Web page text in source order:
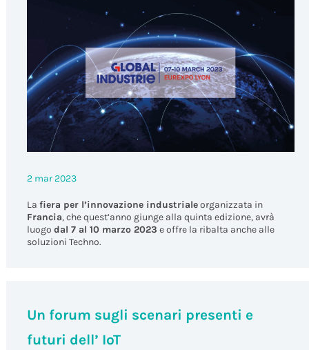
2 mar 2023
La fiera per l’innovazione industrialeorganizzata in
Francia, che quest’anno giunge alla quinta edizione, avrà
luogo dal 7 al 10 marzo 2023 e offre la ribalta anche alle
soluzioni Techno.
Un forum sugli scenari presenti e
futuri dell’ IoT